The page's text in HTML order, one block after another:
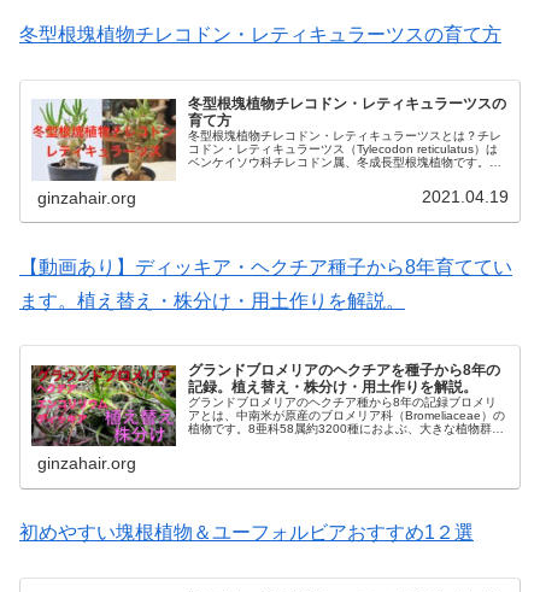
冬型根塊植物チレコドン・レティキュラーツスの育て方
冬型根塊植物チレコドン・レティキュラーツスの
育て方
冬型根塊植物チレコドン・レティキュラーツスとは？チレ
コドン・レティキュラーツス（Tylecodon reticulatus）は
ベンケイソウ科チレコドン属、冬成長型根塊植物です。成
ginzahair.org 2021.04.19
【動画あり】ディッキア・ヘクチア種子から8年育ててい
ます。植え替え・株分け・用土作りを解説。
グランドブロメリアのヘクチアを種子から8年の
記録。植え替え・株分け・用土作りを解説。
グランドブロメリアのヘクチア種から8年の記録ブロメリ
アとは、中南米が原産のブロメリア科（Bromeliaceae）の
植物です。8亜科58属約3200種におよぶ、大きな植物群で
ginzahair.org
初めやすい塊根植物＆ユーフォルビアおすすめ1２選